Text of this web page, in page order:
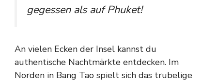
gegessen als auf Phuket!
An vielen Ecken der Insel kannst du
authentische Nachtmärkte entdecken. Im
Norden in Bang Tao spielt sich das trubelige